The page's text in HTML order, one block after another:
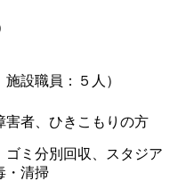
設職員：５人）
害者、ひきこもりの方
ゴミ分別回収、スタジア
・清掃